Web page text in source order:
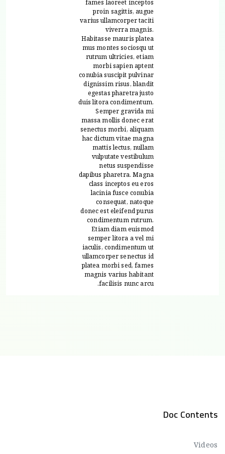
fames laoreet inceptos
proin sagittis, augue
varius ullamcorper taciti
viverra magnis.
Habitasse mauris platea
mus montes sociosqu ut
rutrum ultricies, etiam
morbi sapien aptent
conubia suscipit pulvinar
dignissim risus, blandit
egestas pharetra justo
duis litora condimentum.
Semper gravida mi
massa mollis donec erat
senectus morbi, aliquam
hac dictum vitae magna
mattis lectus, nullam
vulputate vestibulum
netus suspendisse
dapibus pharetra. Magna
class inceptos eu eros
lacinia fusce conubia
consequat, natoque
donec est eleifend purus
condimentum rutrum.
Etiam diam euismod
semper litora a vel mi
iaculis, condimentum ut
ullamcorper senectus id
platea morbi sed, fames
magnis varius habitant
facilisis nunc arcu.
Doc Contents
Videos